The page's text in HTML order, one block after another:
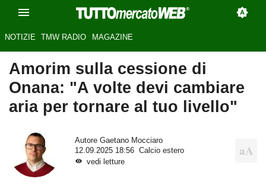
NOTIZIE TMW RADIO MAGAZINE
Amorim sulla cessione di
Onana: "A volte devi cambiare
aria per tornare al tuo livello"
Autore Gaetano Mocciaro
12.09.2025 18:56
Calcio estero
vedi letture